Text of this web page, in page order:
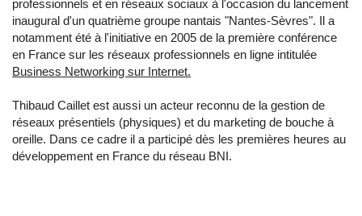
professionnels et en réseaux sociaux à l'occasion du lancement
inaugural d'un quatrième groupe nantais "Nantes-Sèvres". Il a
notamment été à l'initiative en 2005 de la première conférence
en France sur les réseaux professionnels en ligne intitulée
Business Networking sur Internet.
Thibaud Caillet est aussi un acteur reconnu de la gestion de
réseaux présentiels (physiques) et du marketing de bouche à
oreille. Dans ce cadre il a participé dès les premières heures au
développement en France du réseau BNI.